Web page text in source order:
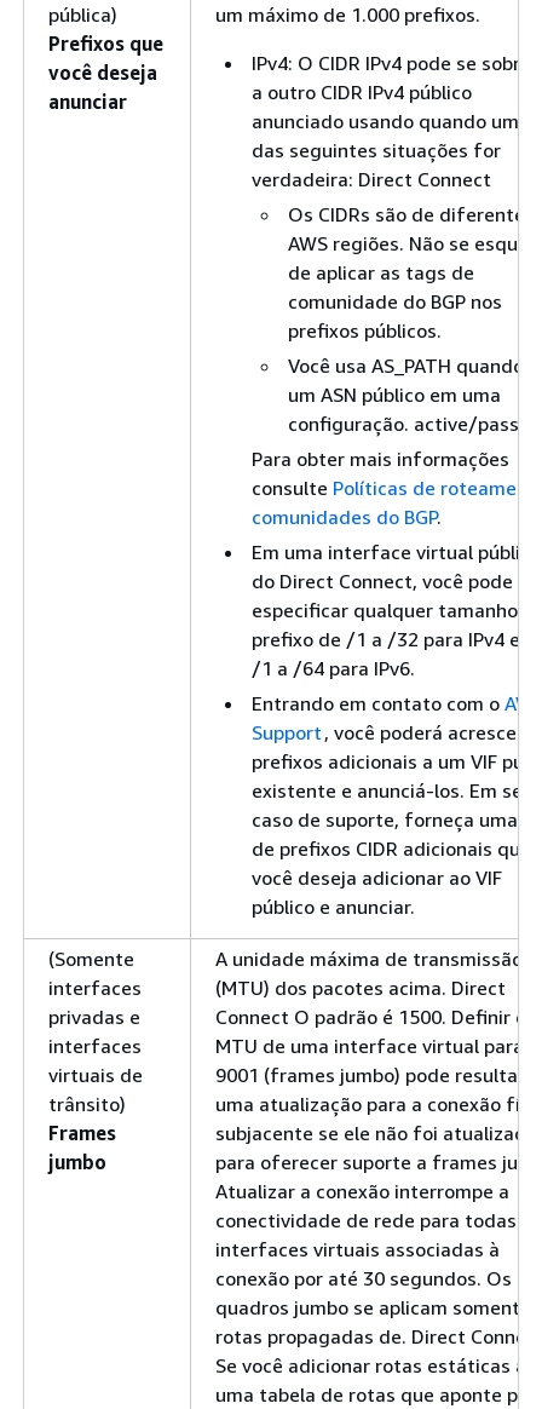
pública)
Prefixos que
você deseja
anunciar
um máximo de 1.000 prefixos.
IPv4: O CIDR IPv4 pode se
a outro CIDR IPv4 público
anunciado usando quando uma
das seguintes situações for
verdadeira: Direct Connect
Os CIDRs são de diferentes
AWS regiões. Não se
de aplicar as tags de
comunidade do BGP nos
prefixos públicos.
Você usa AS_PATH quando
um ASN público em uma
configuração. active/
Para obter mais informações
consulte Políticas de
comunidades do BGP.
Em uma interface virtual pública
do Direct Connect, você pode
especificar qualquer tamanho
prefixo de /1 a /32 para IPv4 e
/1 a /64 para IPv6.
Entrando em contato com o
Support , você poderá
prefixos adicionais a um VIF
existente e anunciá-los. Em seu
caso de suporte, forneça uma
de prefixos CIDR adicionais que
você deseja adicionar ao VIF
público e anunciar.
(Somente
interfaces
privadas e
interfaces
virtuais de
trânsito)
Frames
jumbo
A unidade máxima de transmissão
(MTU) dos pacotes acima. Direct
Connect O padrão é 1500. Definir o
MTU de uma interface virtual para
9001 (frames jumbo) pode resultar
uma atualização para a conexão
subjacente se ele não foi atualizado
para oferecer suporte a frames
Atualizar a conexão interrompe a
conectividade de rede para todas as
interfaces virtuais associadas à
conexão por até 30 segundos. Os
quadros jumbo se aplicam somente
rotas propagadas de. Direct
Se você adicionar rotas estáticas a
uma tabela de rotas que aponte